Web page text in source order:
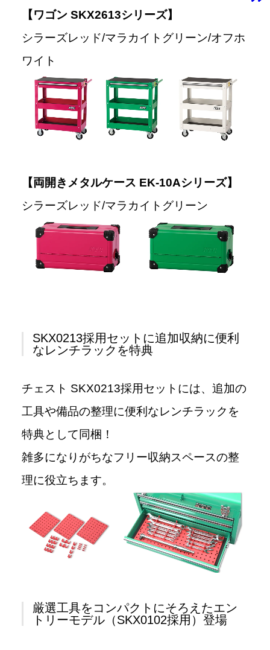
【ワゴン SKX2613シリーズ】
シラーズレッド/マラカイトグリーン/オフホ
ワイト
【両開きメタルケース EK-10Aシリーズ】
シラーズレッド/マラカイトグリーン
SKX0213採用セットに追加収納に便利
なレンチラックを特典
チェスト SKX0213採用セットには、追加の
工具や備品の整理に便利なレンチラックを
特典として同梱！
雑多になりがちなフリー収納スペースの整
理に役立ちます。
厳選工具をコンパクトにそろえたエン
トリーモデル（SKX0102採用）登場